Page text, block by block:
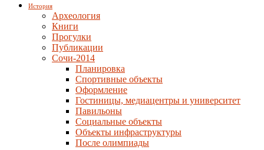
История
Археология
Книги
Прогулки
Публикации
Сочи-2014
Планировка
Спортивные объекты
Оформление
Гостиницы, медиацентры и университет
Павильоны
Социальные объекты
Объекты инфраструктуры
После олимпиады